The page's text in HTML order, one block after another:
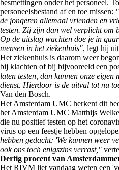
besmettingen onder het personeel.
personeelsbestand af en toe missen:
de jongeren allemaal vrienden en
testen. Zij zijn dan wel verplicht om
Op de uitslag wachten doe je in
mensen in het ziekenhuis", legt hij
Het ziekenhuis is daarom weer
bij klachten of bij bijvooreeld een
laten testen, dan kunnen onze eigen
dienst. Hierdoor is de uitval tot nu
Van den Bosch.
Het Amsterdam UMC herkent dit
het Amsterdam UMC Matthijs
die nu positief testen op het
virus op een feestje hebben
hebben gedacht: 'We kunnen weer
ook ons toch enigszins verrast,"
Dertig procent van
Het RIVM liet vandaag weten een